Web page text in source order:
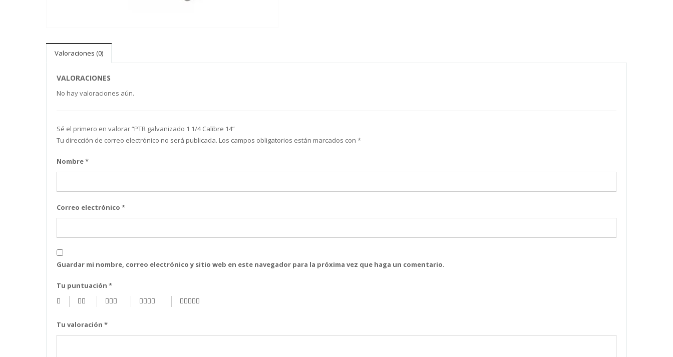
Valoraciones (0)
VALORACIONES
No hay valoraciones aún.
Sé el primero en valorar “ PTR galvanizado 1 1/4 Calibre 14”
Tu dirección de correo electrónico no será publicada. Los campos obligatorios están marcados con *
Nombre*
Correo electrónico *
Guardar mi nombre, correo electrónico y sitio web en este navegador para la próxima vez que haga un comentario.
Tu puntuación *
Tu valoración *